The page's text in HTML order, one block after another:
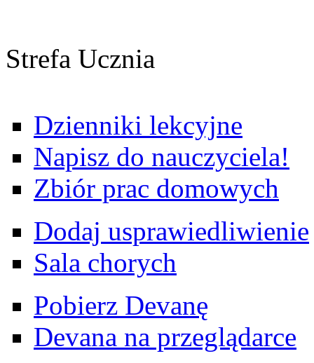
Strefa Ucznia
Dzienniki lekcyjne
Napisz do nauczyciela!
Zbiór prac domowych
Dodaj usprawiedliwienie
Sala chorych
Pobierz Devanę
Devana na przeglądarce